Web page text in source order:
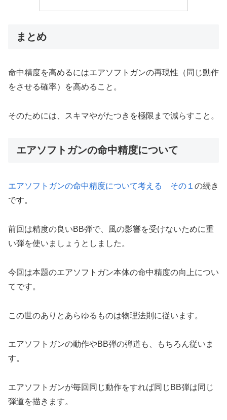
まとめ
命中精度を高めるにはエアソフトガンの再現性（同じ動作
をさせる確率）を高めること。
そのためには、スキマやがたつきを極限まで減らすこと。
エアソフトガンの命中精度について
エアソフトガンの命中精度について考える その１ の続き
です。
前回は精度の良いBB弾で、風の影響を受けないために重
い弾を使いましょうとしました。
今回は本題のエアソフトガン本体の命中精度の向上につい
てです。
この世のありとあらゆるものは物理法則に従います。
エアソフトガンの動作やBB弾の弾道も、もちろん従いま
す。
エアソフトガンが毎回同じ動作をすれば同じBB弾は同じ
弾道を描きます。